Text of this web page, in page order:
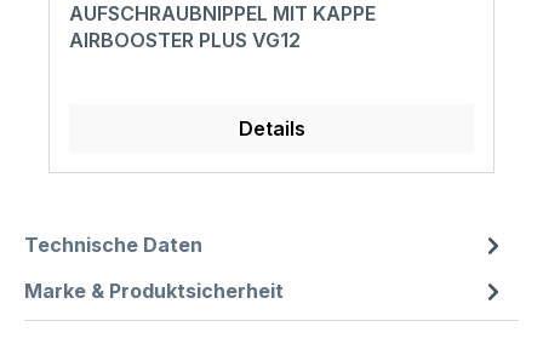
AUFSCHRAUBNIPPEL MIT KAPPE
AIRBOOSTER PLUS VG12
Details
Technische Daten
Marke & Produktsicherheit